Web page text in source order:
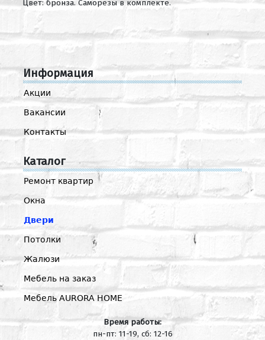
Цвет: бронза. Саморезы в комплекте.
Информация
Акции
Вакансии
Контакты
Каталог
Ремонт квартир
Окна
Двери
Потолки
Жалюзи
Мебель на заказ
Мебель AURORA HOME
Время работы:
пн-пт: 11-19, сб: 12-16